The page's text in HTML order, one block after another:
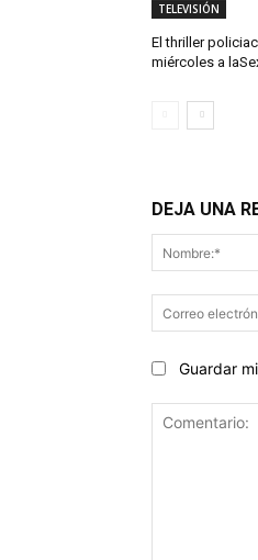
TELEVISIÓN
El thriller
miércoles a
DEJA UNA
Guardar